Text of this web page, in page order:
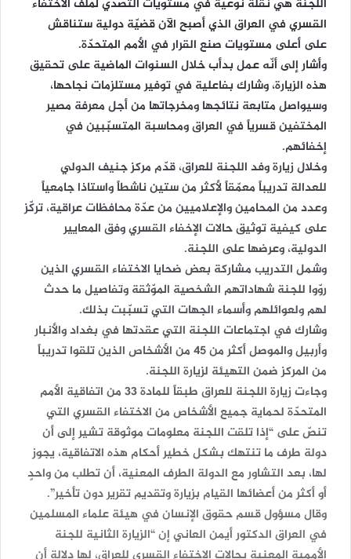
اللجنة هي نقلة نوعية في مستويات التصدّي لملّف الاختفاء
القسري في العراق الذي أصبح الآن قضيّة دولية ستناقش
على أعلى مستويات صنع القرار في الأمم المتحدّة.
وأشار إلى أنّه عمل بدأب خلال السنوات الماضية على تحقيق
هذه الزيارة، وشارك بفاعلية في توفير مستلزمات نجاحها،
وسيواصل متابعة نتائجها ومخرجاتها من أجل معرفة مصير
المختفين قسرياً في العراق ومحاسبة المتسبّبين في
إخفائهم.
وخلال زيارة وفد اللجنة للعراق، قدّم مركز جنيف الدولي
للعدالة تدريباً معمّقاً لأكثر من ستين ناشطاً واستاذا جامعياً
وعدد من المحامين والإعلاميين من عدّة محافظات عراقية، تركّز
على كيفية توثيق حالات الإخفاء القسري وفق المعايير
الدولية، وعرضها على اللجنة.
وشمل التدريب مشاركة بعض ضحايا الاختفاء القسري الذين
روّوا للجنة شهاداتهم الشخصية الموّثقة وتفاصيل ما حدث
لهم ولعوائلهم وأسماء الجهات التي تسبّبت بذلك.
وشارك في اجتماعات اللجنة التي عقدتها في بغداد والأنبار
وأربيل والموصل أكثر من 45 من الأشخاص الذين تلقوا تدريباً
من المركز ضمن التهيئة لزيارة اللجنة.
وجاءت زيارة اللجنة للعراق طبقاً للمادة 33 من اتفاقية الأمم
المتحدّة لحماية جميع الأشخاص من الاختفاء القسري التي
تنصّ على “إذا تلقت اللجنة معلومات موثوقة تشير إلى أن
دولة طرف ما تنتهك بشكل خطير أحكام هذه الاتفاقية، يجوز
لها، بعد التشاور مع الدولة الطرف المعنية، أن تطلب من واحدٍ
أو أكثر من أعضائها القيام بزيارة وتقديم تقرير دون تأخير”.
وقال مسؤول قسم حقوق الإنسان في هيئة علماء المسلمين
في العراق الدكتور أيمن العاني إن “الزيارة الثانية للجنة